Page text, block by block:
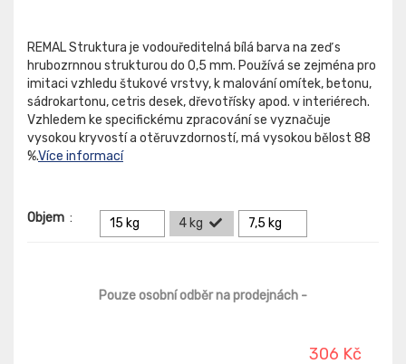
REMAL Struktura je vodouředitelná bílá barva na zeď s
hrubozrnnou strukturou do 0,5 mm. Používá se zejména pro
imitaci vzhledu štukové vrstvy, k malování omítek, betonu,
sádrokartonu, cetris desek, dřevotřísky apod. v interiérech.
Vzhledem ke specifickému zpracování se vyznačuje
vysokou kryvostí a otěruvzdorností, má vysokou bělost 88
%.Více informací
Objem : 15 kg 4 kg 7,5 kg
Pouze osobní odběr na prodejnách -
306 Kč